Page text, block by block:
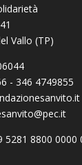
Vallo (TP)
- 346 4749855
5281 8800 0000